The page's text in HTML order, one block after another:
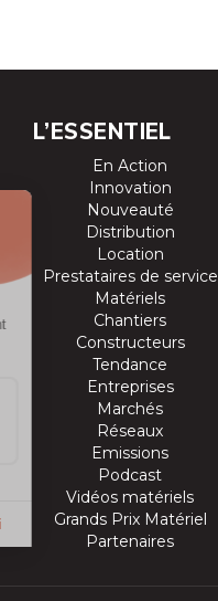
L’ESSENTIEL
En Action
Innovation
Nouveauté
Distribution
Location
Prestataires de service
Matériels
Chantiers
Constructeurs
Tendance
Entreprises
Marchés
Réseaux
Emissions
Podcast
Vidéos matériels
Grands Prix Matériel
Partenaires